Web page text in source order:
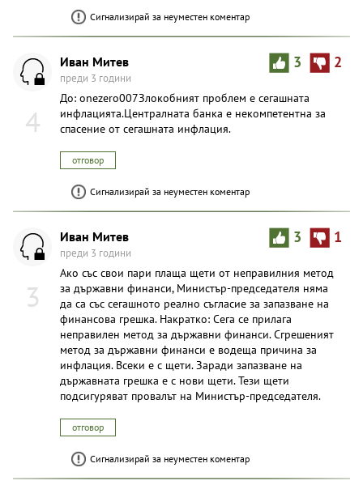
Сигнализирай за неуместен коментар
4
3 2
Иван Митев
преди 3 години
До: onezero007Злокобният проблем е сегашната
инфлацията.Централната банка е некомпетентна за
спасение от сегашната инфлация.
отговор
Сигнализирай за неуместен коментар
3
3 1
Иван Митев
преди 3 години
Ако със свои пари плаща щети от неправилния метод
за държавни финанси, Министър-председателя няма
да са със сегашното реално съгласие за запазване на
финансова грешка. Накратко: Сега се прилага
неправилен метод за държавни финанси. Сгрешеният
метод за държавни финанси е водеща причина за
инфлация. Всеки е с щети. Заради запазване на
държавната грешка е с нови щети. Тези щети
подсигуряват провалът на Министър-председателя.
отговор
Сигнализирай за неуместен коментар